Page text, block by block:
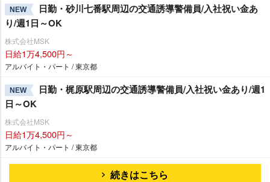
NEW
日勤・砂川七番駅周辺の交通誘導警備員/入社祝い金あ
り/週1日～OK
株式会社MSK
日給1万4,500円～
アルバイト・パート / 東京都
NEW
日勤・梶原駅周辺の交通誘導警備員/入社祝い金あり/週1
日～OK
株式会社MSK
日給1万4,500円～
アルバイト・パート / 東京都
続きはこちら